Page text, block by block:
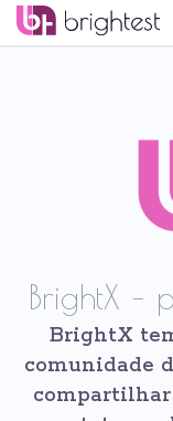
BrightX –
BrightX
comunidade